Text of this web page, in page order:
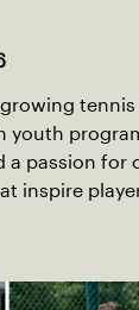
tennis
youth
a passion for
inspire